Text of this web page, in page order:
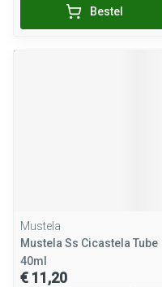
Bestel
Mustela
Mustela Ss Cicastela Tube
40ml
€ 11,20